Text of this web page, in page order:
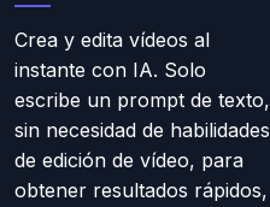
Crea y edita vídeos al
instante con IA. Solo
escribe un prompt de texto,
sin necesidad de habilidades
de edición de vídeo, para
obtener resultados rápidos,